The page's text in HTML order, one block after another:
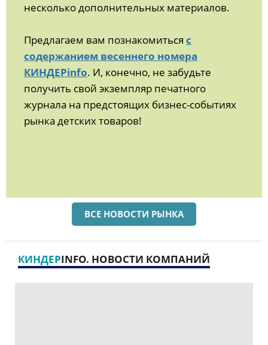
несколько дополнительных материалов.
Предлагаем вам познакомиться с
содержанием весеннего номера
КИНДЕРinfo. И, конечно, не забудьте
получить свой экземпляр печатного
журнала на предстоящих бизнес-событиях
рынка детских товаров!
ВСЕ НОВОСТИ РЫНКА
КИНДЕРINFO. НОВОСТИ КОМПАНИЙ